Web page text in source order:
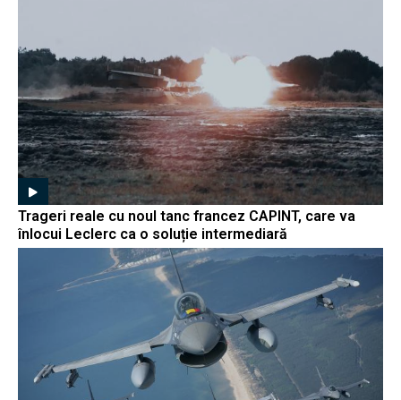
Trageri reale cu noul tanc francez CAPINT, care va
înlocui Leclerc ca o soluție intermediară